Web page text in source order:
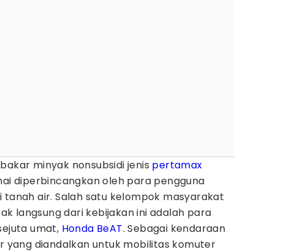
minyak nonsubsidi jenis pertamax
diperbincangkan oleh para pengguna
air. Salah satu kelompok masyarakat
langsung dari kebijakan ini adalah para
umat, Honda BeAT. Sebagai kendaraan
yang diandalkan untuk mobilitas komuter